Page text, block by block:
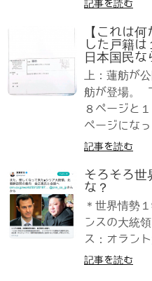
記事を読む
【これは
した戸籍
日本国民な
上：蓮舫が
舫が登場。
８ページと
ページにな
記事を読む
そろそろ世
な？
＊世界情勢
ンスの大統
ス：オラン
記事を読む